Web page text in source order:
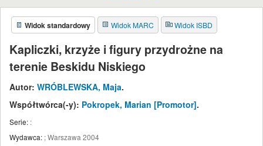
Widok standardowy Widok MARC Widok ISBD
Kapliczki, krzyże i figury przydrożne na
terenie Beskidu Niskiego
Autor: WRÓBLEWSKA, Maja.
Współtwórca(-y): Pokropek, Marian [Promotor].
Serie: :
Wydawca: ;Warszawa 2004